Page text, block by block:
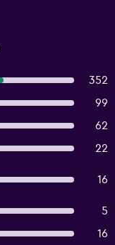
352
99
62
22
16
5
16